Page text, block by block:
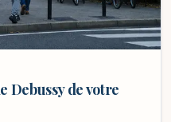
Debussy de votre